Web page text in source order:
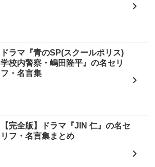
ドラマ『青のSP(スクールポリス)
学校内警察・嶋田隆平』の名セリ
フ・名言集
【完全版】ドラマ『JIN 仁』の名セ
リフ・名言集まとめ